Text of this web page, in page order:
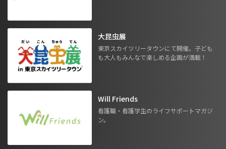
大昆虫展
東京スカイツリータウンにて開催。子ども
も大人もみんなで楽しめる企画が満載！
Will Friends
看護職・看護学生のライフサポートマガジ
ン。